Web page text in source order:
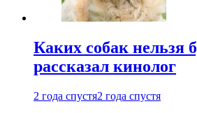
Каких собак нельзя
рассказал кинолог
2 года спустя2 года спустя